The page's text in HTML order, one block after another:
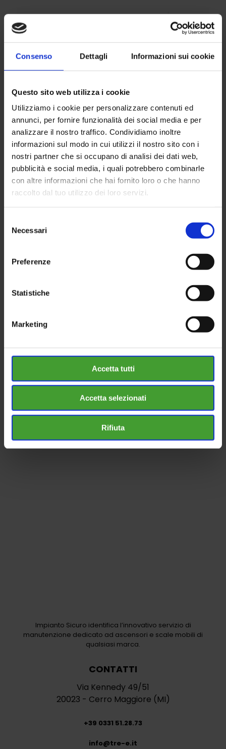
Consenso Dettagli Informazioni sui cookie
Questo sito web utilizza i cookie
Utilizziamo i cookie per personalizzare contenuti ed
annunci, per fornire funzionalità dei social media e per
analizzare il nostro traffico. Condividiamo inoltre
informazioni sul modo in cui utilizzi il nostro sito con i
nostri partner che si occupano di analisi dei dati web,
pubblicità e social media, i quali potrebbero combinarle
con altre informazioni che hai fornito loro o che hanno
raccolto dal tuo utilizzo dei loro servizi.
delNecessari
Preferenze
Statistiche
Marketing
Accetta tutti
Accetta selezionati
Rifiuta
Leggi
Manutenzione
Ascensori Monza
Brianza
Leggi
Manutenzione
Ascensori Milano
Impianto Sicuro identifica l’innovativo servizio di
manutenzione dedicato ad ascensori e scale mobili di
qualsiasi marca.
CONTATTI
Via Kennedy 49/51
20023 - Cerro Maggiore (MI)
+39 0331 51.28.73
info@tre-e.it